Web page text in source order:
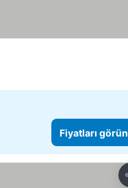
Fiyatları görün